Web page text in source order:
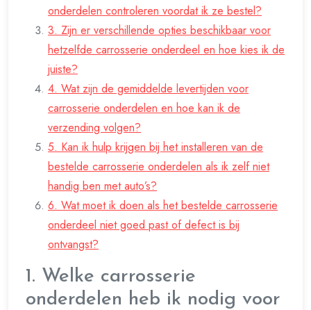
onderdelen controleren voordat ik ze bestel?
3. Zijn er verschillende opties beschikbaar voor
hetzelfde carrosserie onderdeel en hoe kies ik de
juiste?
4. Wat zijn de gemiddelde levertijden voor
carrosserie onderdelen en hoe kan ik de
verzending volgen?
5. Kan ik hulp krijgen bij het installeren van de
bestelde carrosserie onderdelen als ik zelf niet
handig ben met auto’s?
6. Wat moet ik doen als het bestelde carrosserie
onderdeel niet goed past of defect is bij
ontvangst?
1. Welke carrosserie
onderdelen heb ik nodig voor